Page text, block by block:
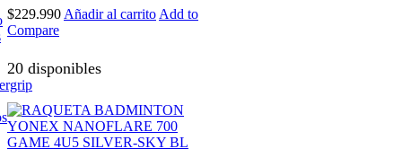
$229.990Añadir al carritoAdd to
Compare
20 disponibles